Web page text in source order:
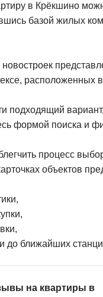
в Крёкшино
базой жилых
новостроек
расположенных
подходящий вариант,
формой поиска и
процесс
объектов
до ближайших
на квартиры в